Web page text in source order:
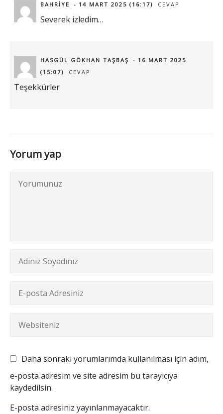
BAHRIYE 14 MART 2025 (16:17) CEVAP
Severek izledim…
HASGÜL GÖKHAN TAŞBAŞ
16 MART 2025
(15:07)
CEVAP
Teşekkürler
Yorum yap
Daha sonraki yorumlarımda kullanılması için adım,
e-posta adresim ve site adresim bu tarayıcıya
kaydedilsin.
E-posta adresiniz yayınlanmayacaktır.